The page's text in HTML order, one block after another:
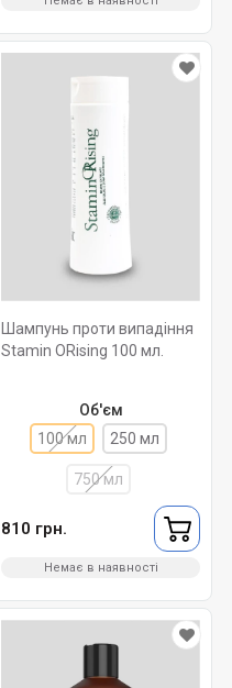
Шампунь проти випадіння
Stamin ORising 100 мл.
Об'єм
100 мл
250 мл
750 мл
810 грн.
Немає в наявності